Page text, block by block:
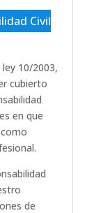
Civil
10/2003,
cubierto
en que
de